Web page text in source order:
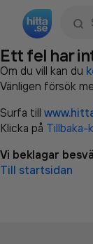
Ett fel har
Om du vill kan du
Vänligen försök
Surfa till
Klicka på Tillbaka-
Vi beklagar
Till startsidan